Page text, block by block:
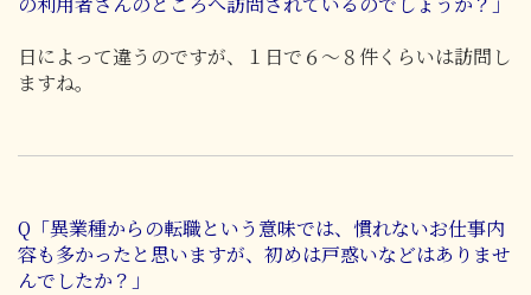
日によって違うのですが、１日で６～８件くらいは訪問し
ますね。
Q「異業種からの転職という意味では、慣れないお仕事内
容も多かったと思いますが、初めは戸惑いなどはありませ
んでしたか？」